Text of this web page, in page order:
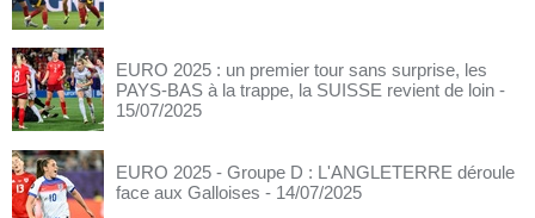
EURO 2025 : un premier tour sans surprise, les
PAYS-BAS à la trappe, la SUISSE revient de loin -
15/07/2025
EURO 2025 - Groupe D : L'ANGLETERRE déroule
face aux Galloises - 14/07/2025